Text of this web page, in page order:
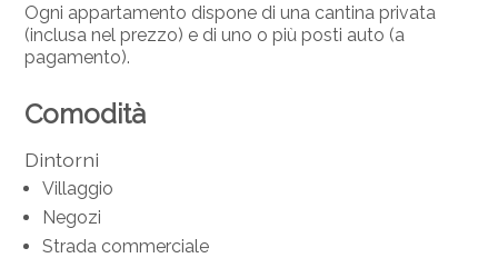
Ogni appartamento dispone di una cantina privata
(inclusa nel prezzo) e di uno o più posti auto (a
pagamento).
Comodità
Dintorni
Villaggio
Negozi
Strada commerciale